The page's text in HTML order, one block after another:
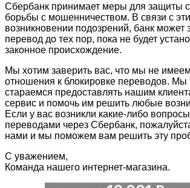
Сбербанк принимает меры для защиты
борьбы с мошенничеством. В связи с
возникновении подозрений, банк может
перевод до тех пор, пока не будет
законное происхождение.
Мы хотим заверить вас, что мы не
отношения к блокировке переводов. Мы
стараемся предоставлять нашим
сервис и помочь им решить любые
Если у вас возникли какие-либо
переводами через Сбербанк,
нами и мы поможем вам решить эту
С уважением,
Команда нашего интернет-магазина.